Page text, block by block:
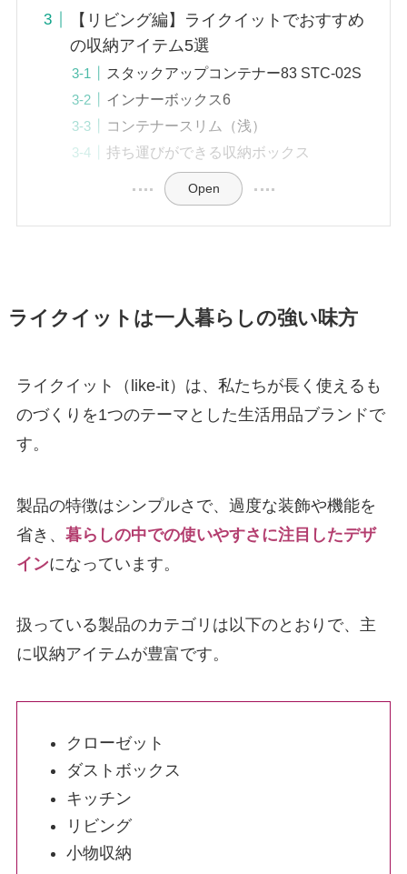
【リビング編】ライクイットでおすすめ
の収納アイテム5選
スタックアップコンテナー83 STC-02S
インナーボックス6
コンテナースリム（浅）
持ち運びができる収納ボックス
Open
ライクイットは一人暮らしの強い味方
ライクイット（like-it）は、私たちが長く使えるも
のづくりを1つのテーマとした生活用品ブランドで
す。
製品の特徴はシンプルさで、過度な装飾や機能を
省き、 暮らしの中での使いやすさに注目したデザ
インになっています。
扱っている製品のカテゴリは以下のとおりで、主
に収納アイテムが豊富です。
クローゼット
ダストボックス
キッチン
リビング
小物収納